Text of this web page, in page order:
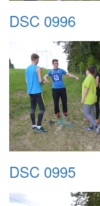
DSC 0996
DSC 0995